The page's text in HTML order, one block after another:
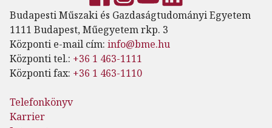
Budapesti Műszaki és Gazdaságtudományi Egyetem
1111 Budapest, Műegyetem rkp. 3
Központi e-mail cím: info@bme.hu
Központi tel.: +36 1 463-1111
Központi fax: +36 1 463-1110
Telefonkönyv
Karrier